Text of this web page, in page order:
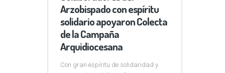
Arzobispado con espíritu
solidario apoyaron Colecta
de la Campaña
Arquidiocesana
Con gran espíritu de solidaridad y